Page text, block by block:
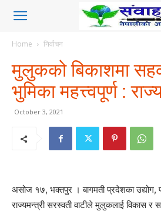
Home निर्वाचन
मुलुकको बिकाशमा
भुमिका महत्त्वपूर्ण :
October 3, 2021
असोज १७, भक्तपुर । बागमती प्रदेशका उद्योग,
राज्यमन्त्री सरस्वती वाटीले मुलुकलाई विकास र